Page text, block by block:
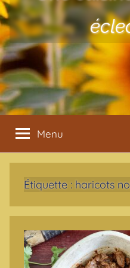
Menu
Étiquette : haricots